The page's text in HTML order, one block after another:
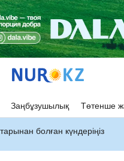
Заңбұзушылық Төтенше
болған күндеріңіз